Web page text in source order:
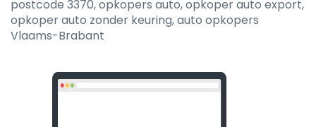
postcode 3370, opkopers auto, opkoper auto export,
opkoper auto zonder keuring, auto opkopers
Vlaams-Brabant